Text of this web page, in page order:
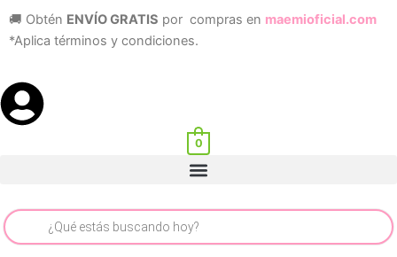
contenido
🚚 Obtén ENVÍO GRATIS por compras en maemioficial.com
*Aplica términos y condiciones.
0
Menu
Búsqueda
de
productos